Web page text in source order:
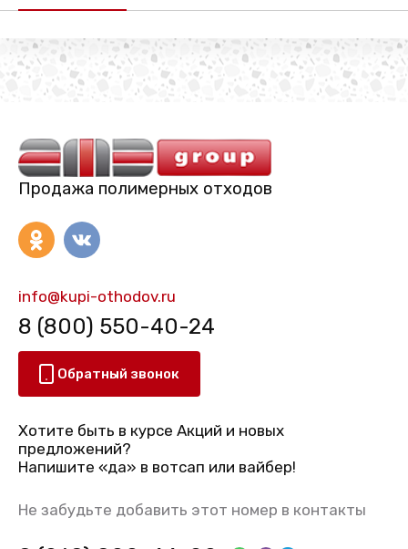
Продажа полимерных отходов
info@kupi-othodov.ru
8 (800) 550-40-24
Обратный звонок
Хотите быть в курсе Акций и новых
предложений?
Напишите «да» в вотсап или вайбер!
Не забудьте добавить этот номер в контакты